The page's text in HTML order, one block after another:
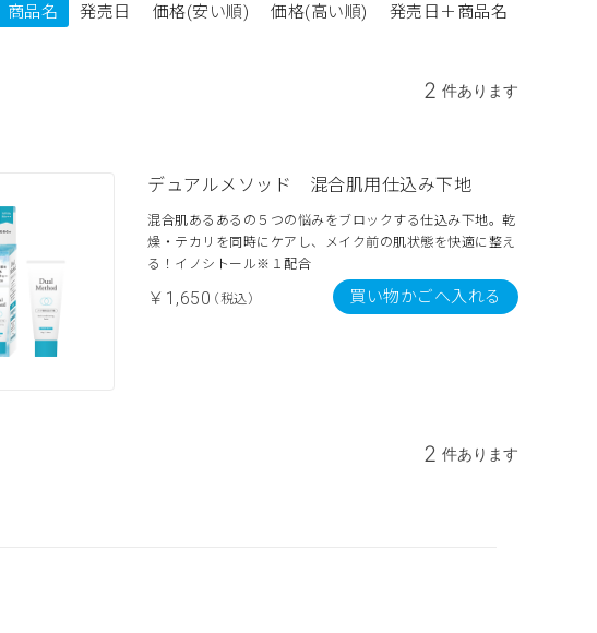
商品名 発売日 価格(安い順) 価格(高い順) 発売日＋商品名
2 件あります
デュアルメソッド 混合肌用仕込み下地
混合肌あるあるの５つの悩みをブロックする仕込み下地。乾
燥・テカリを同時にケアし、メイク前の肌状態を快適に整え
る！イノシトール※１配合
￥1,650（税込） 買い物かごへ入れる
2 件あります